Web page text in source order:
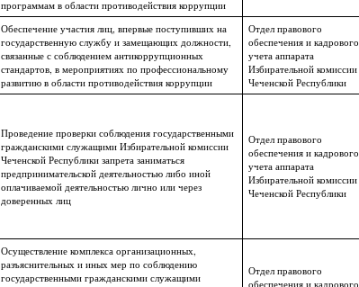
программам в области противодействия коррупции
Обеспечение участия лиц, впервые поступивших на
государственную службу и замещающих должности,
связанные с соблюдением антикоррупционных
стандартов, в мероприятиях по профессиональному
развитию в области противодействия коррупции
Отдел правового
обеспечения и кадрового
учета аппарата
Избирательной комиссии
Чеченской Республики
Проведение проверки соблюдения государственными
гражданскими служащими Избирательной комиссии
Чеченской Республики запрета заниматься
предпринимательской деятельностью либо иной
оплачиваемой деятельностью лично или через
доверенных лиц
Отдел правового
обеспечения и кадрового
учета аппарата
Избирательной комиссии
Чеченской Республики
Осуществление комплекса организационных,
разъяснительных и иных мер по соблюдению
государственными гражданскими служащими
Отдел правового
обеспечения и кадрового